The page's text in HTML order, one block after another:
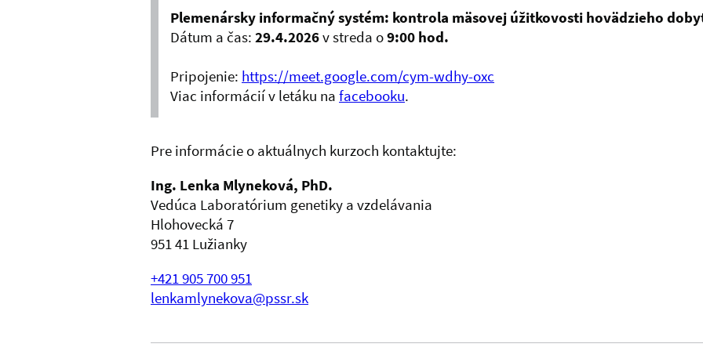
Plemenársky informačný systém: kontrola mäsovej úžitkovosti hovädzieho
Dátum a čas: 29.4.2026v streda o9:00 hod.
Pripojenie: https://meet.google.com/cym-wdhy-oxc
Viac informácií v letáku na facebooku.
Pre informácie o aktuálnych kurzoch kontaktujte:
Ing. Lenka Mlyneková, PhD.
Vedúca Laboratórium genetiky a vzdelávania
Hlohovecká 7
951 41 Lužianky
+421 905 700 951
lenkamlynekova@pssr.sk